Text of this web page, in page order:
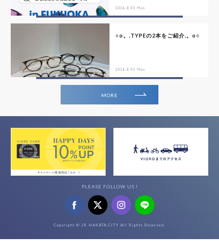
2026.8.03 Mon
○o。.TYPEの2本をご紹介.。o○
2026.8.03 Mon
MORE
PLEASE FOLLOW US !
Copyright © JR HAKATA CITY All Rights Reserved.